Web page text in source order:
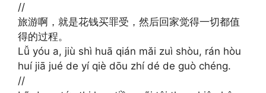
//
旅游啊，就是花钱买罪受，然后回家觉得一切都值
得的过程。
Lǚ yóu a, jiù shì huā qián mǎi zuì shòu, rán hòu
huí jiā jué de yí qiè dōu zhí dé de guò chéng.
//